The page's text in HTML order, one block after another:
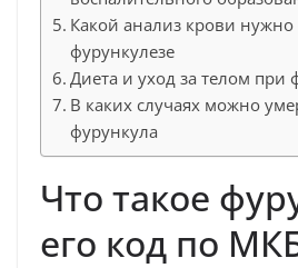
Какой анализ крови нужно
фурункулезе
Диета и уход за телом при
В каких случаях можно
фурункула
Что такое
его код по